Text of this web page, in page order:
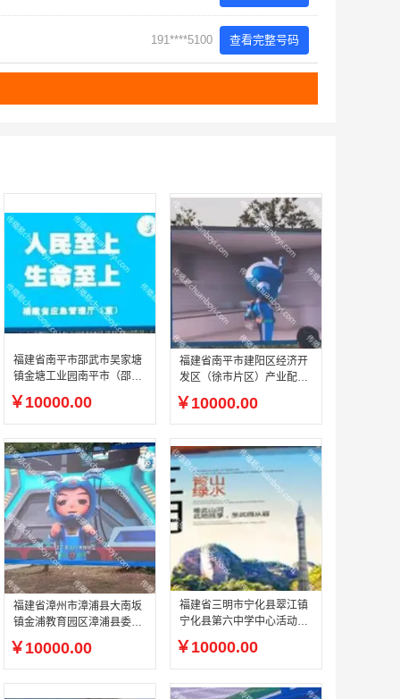
191****5100 查看完整号码
福建省南平市邵武市吴家塘
镇金塘工业园南平市（邵
武）危险化学品应急救援中
心安全文化园中心休闲广场
￥10000.00
福建省南平市建阳区经济开
发区（徐市片区）产业配套
中心休闲广场户外全彩 LED
屏
￥10000.00
福建省漳州市漳浦县大南坂
镇金浦教育园区漳浦县委党
校文体活动广场文体场馆户
外全彩 LED 屏
￥10000.00
福建省三明市宁化县翠江镇
宁化县第六中学中心活动广
场 12㎡高清户外 LED 广告
大屏
￥10000.00